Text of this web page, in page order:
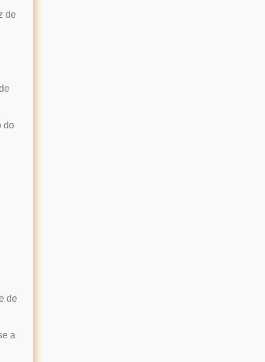
de
do
de
a